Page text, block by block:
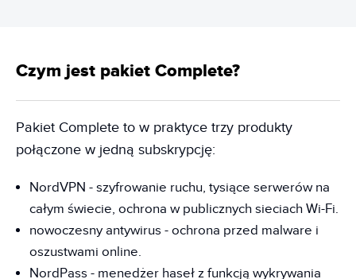
Czym jest pakiet Complete?
Pakiet Complete to w praktyce trzy produkty
połączone w jedną subskrypcję:
NordVPN - szyfrowanie ruchu, tysiące serwerów na
całym świecie, ochrona w publicznych sieciach Wi-Fi.
nowoczesny antywirus - ochrona przed malware i
oszustwami online.
NordPass - menedżer haseł z funkcją wykrywania